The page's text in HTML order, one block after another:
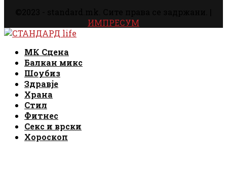
ИМПРЕСУМ
Facebook
Instagram
Email
Rss
МК Сцена
Балкан микс
Шоубиз
Здравје
Храна
Стил
Фитнес
Секс и врски
Хороскоп